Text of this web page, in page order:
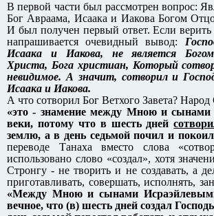
В первой части был рассмотрен вопрос:
Бог Авраама, Исаака и Иакова Богом
И был получен первый ответ. Если верить
напрашивается очевидный вывод:
Исаака и Иакова, не является
Христа, Бога христиан, Который
невидимое. А значит, сотворил и
Исаака и Иакова.
А что сотворил Бог Ветхого Завета?
«это - знамение между Мною и
веки, потому что в шесть дней
землю, а в день седьмой почил и
переводе Танаха вместо слова
использовано слово «создал», хотя
Стронгу - не творить и не создавать, а
приготавливать, совершать, исполнять,
«Между Мною и сынами
вечное, что (в) шесть дней создал